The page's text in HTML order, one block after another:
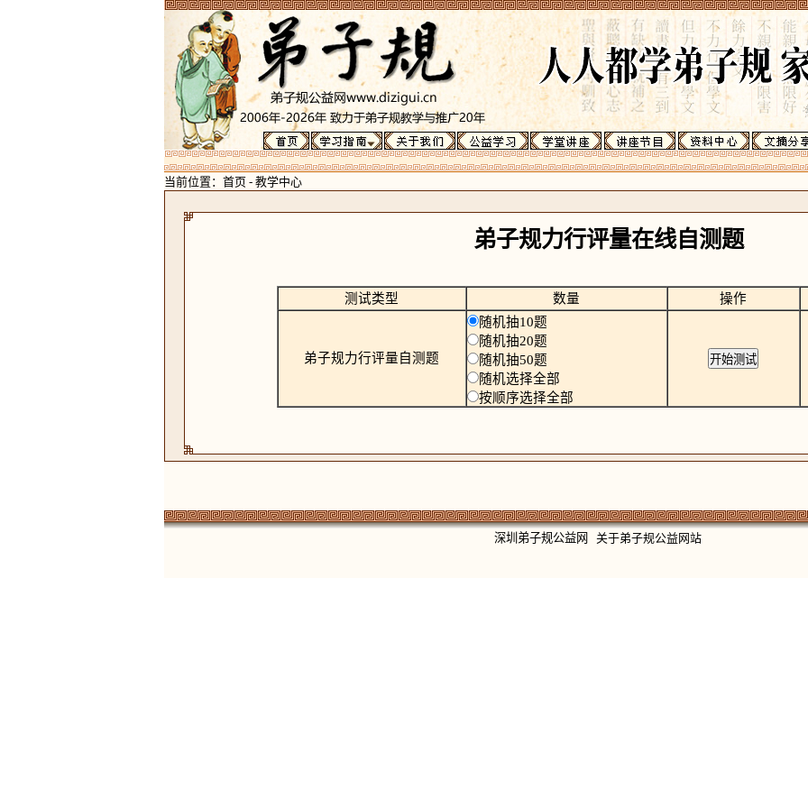
当前位置： 首页 - 教学中心
弟子规力行评量在线自测题
测试类型 数量 操作
弟子规力行评量自测题
随机抽10题
随机抽20题
随机抽50题
随机选择全部
按顺序选择全部
深圳弟子规公益网 关于弟子规公益网站